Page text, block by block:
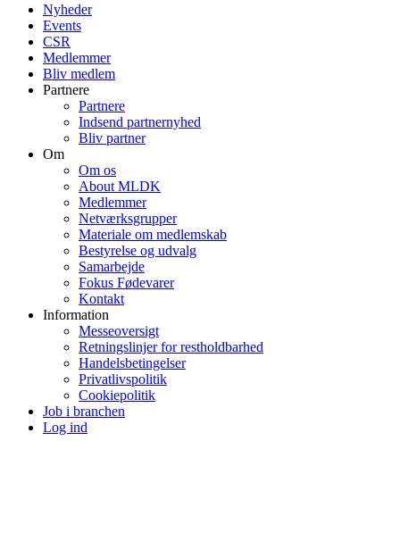
Nyheder
Events
CSR
Medlemmer
Bliv medlem
Partnere
Partnere
Indsend partnernyhed
Bliv partner
Om
Om os
About MLDK
Medlemmer
Netværksgrupper
Materiale om medlemskab
Bestyrelse og udvalg
Samarbejde
Fokus Fødevarer
Kontakt
Information
Messeoversigt
Retningslinjer for restholdbarhed
Handelsbetingelser
Privatlivspolitik
Cookiepolitik
Job i branchen
Log ind